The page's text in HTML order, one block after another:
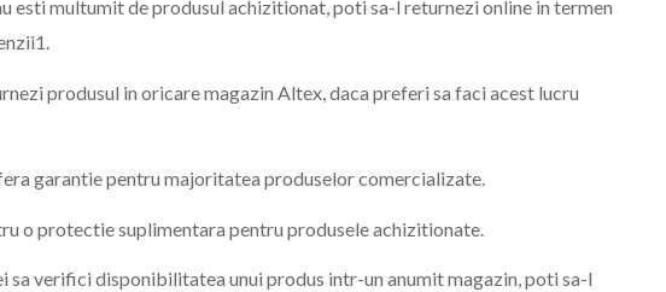
esti multumit de produsul achizitionat, poti sa-l returnezi online in termen
produsul in oricare magazin Altex, daca preferi sa faci acest lucru
garantie pentru majoritatea produselor comercializate.
o protectie suplimentara pentru produsele achizitionate.
sa verifici disponibilitatea unui produs intr-un anumit magazin, poti sa-l